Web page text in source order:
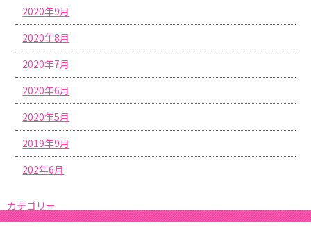
2020年9月
2020年8月
2020年7月
2020年6月
2020年5月
2019年9月
202年6月
カテゴリー